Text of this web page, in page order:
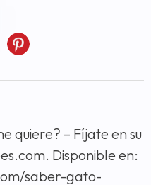
quiere? – Fíjate en su
Disponible en:
saber-gato-